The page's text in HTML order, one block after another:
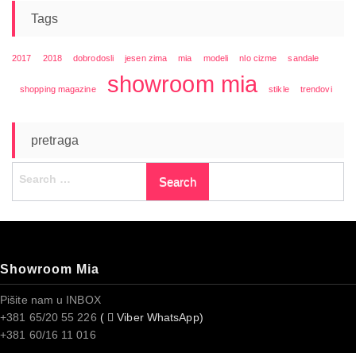
Tags
2017 2018 dobrodosli jesen zima mia modeli nlo cizme sandale
shopping magazine showroom mia stikle trendovi
pretraga
Showroom Mia
Pišite nam u INBOX
+381 65/20 55 226 (
Viber WhatsApp)
+381 60/16 11 016